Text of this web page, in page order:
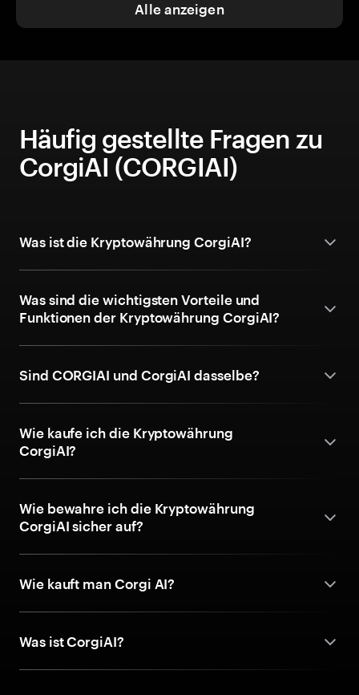
Alle anzeigen
Häufig gestellte Fragen zu
CorgiAI (CORGIAI)
Was ist die Kryptowährung CorgiAI?
Was sind die wichtigsten Vorteile und
Funktionen der Kryptowährung CorgiAI?
Sind CORGIAI und CorgiAI dasselbe?
Wie kaufe ich die Kryptowährung
CorgiAI?
Wie bewahre ich die Kryptowährung
CorgiAI sicher auf?
Wie kauft man Corgi AI?
Was ist CorgiAI?